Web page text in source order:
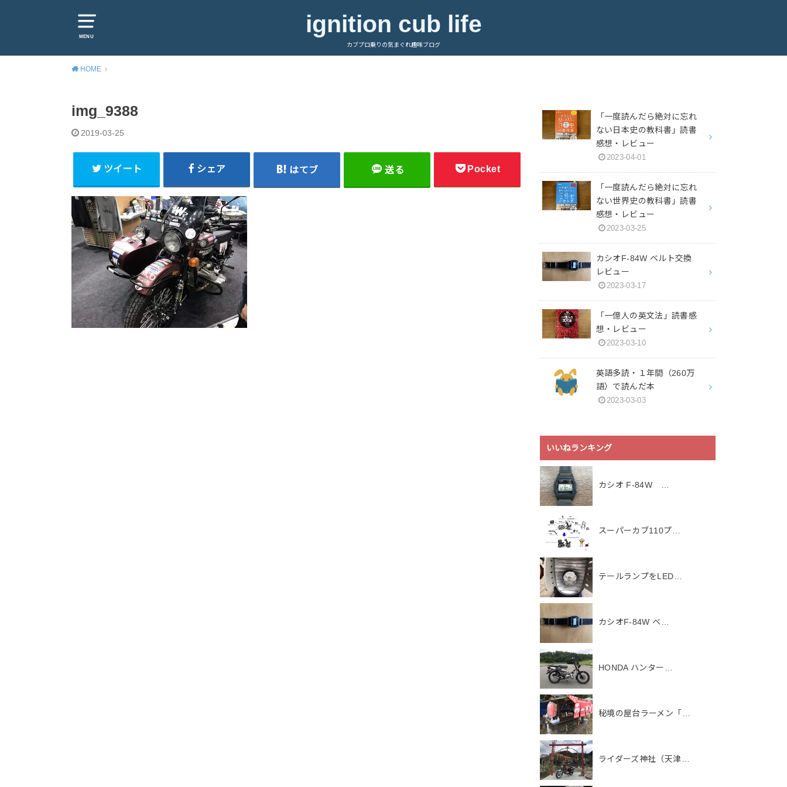
MENU ignition cub life
カブプロ乗りの気まぐれ趣味ブログ
HOME
img_9388
2019-03-25
ツイート シェア はてブ 送る Pocket
「一度読んだら絶対に忘れ
ない日本史の教科書」読書
感想・レビュー
2023-04-01
「一度読んだら絶対に忘れ
ない世界史の教科書」読書
感想・レビュー
2023-03-25
カシオF-84W ベルト交換
レビュー
2023-03-17
「一億人の英文法」読書感
想・レビュー
2023-03-10
英語多読・１年間（260万
語）で読んだ本
2023-03-03
いいねランキング
カシオ F-84W …
スーパーカブ110プ…
テールランプをLED…
カシオF-84W ベ…
HONDA ハンター…
秘境の屋台ラーメン「…
ライダーズ神社（天津…